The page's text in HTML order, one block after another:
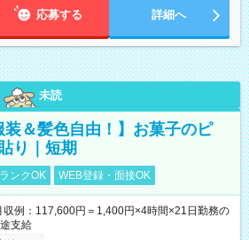
応募する 詳細へ
未読
装＆髪色自由！】お菓子のピ
り｜短期
ンクOK WEB登録・面接OK
収例：117,600円＝1,400円×4時間×21日勤務の
支給